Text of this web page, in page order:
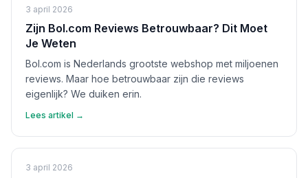
3 april 2026
Zijn Bol.com Reviews Betrouwbaar? Dit Moet
Je Weten
Bol.com is Nederlands grootste webshop met miljoenen
reviews. Maar hoe betrouwbaar zijn die reviews
eigenlijk? We duiken erin.
Lees artikel →
3 april 2026